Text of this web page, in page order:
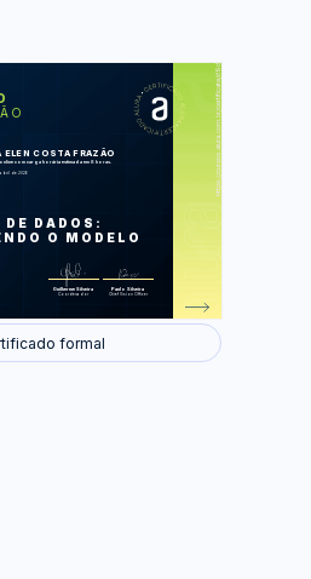
ELEN COSTA FRAZÃO
com carga horária estimada em 8 horas.
abril de 2026
DE DADOS:
O MODELO
Guilherme Silveira
Coordenador
Paulo Silveira
Chief Vision Officer
https://cursos.alura.com.br/certificate/d9dbdd2a-8f5e-4c1c-b756-d677e51f8fda
LAS
Transformação do modelo conceitual
em lógico
Definindo tabelas e relacionamentos
Avançando na modelagem lógica
formal